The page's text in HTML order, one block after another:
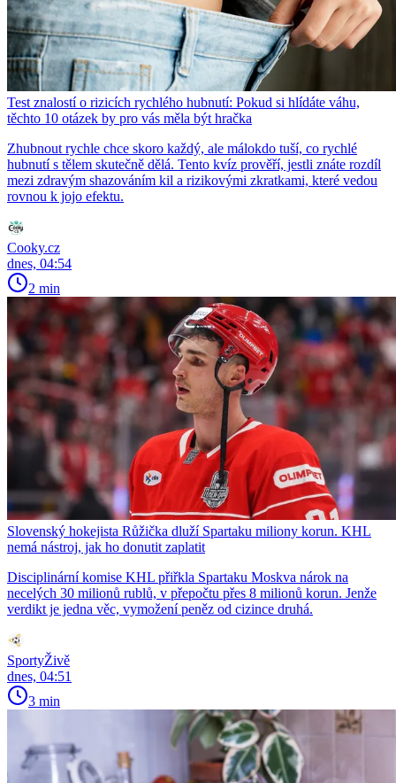
Test znalostí o rizicích rychlého hubnutí: Pokud si hlídáte váhu,
těchto 10 otázek by pro vás měla být hračka
Zhubnout rychle chce skoro každý, ale málokdo tuší, co rychlé
hubnutí s tělem skutečně dělá. Tento kvíz prověří, jestli znáte rozdíl
mezi zdravým shazováním kil a rizikovými zkratkami, které vedou
rovnou k jojo efektu.
Cooky.cz
dnes, 04:54
2 min
Slovenský hokejista Růžička dluží Spartaku miliony korun. KHL
nemá nástroj, jak ho donutit zaplatit
Disciplinární komise KHL přiřkla Spartaku Moskva nárok na
necelých 30 milionů rublů, v přepočtu přes 8 milionů korun. Jenže
verdikt je jedna věc, vymožení peněz od cizince druhá.
SportyŽivě
dnes, 04:51
3 min